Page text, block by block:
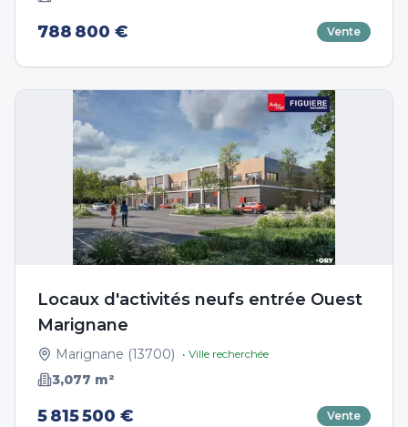
788 800 € Vente
Locaux d'activités neufs entrée Ouest
Marignane
Marignane (13700) • Ville recherchée
3,077 m²
5 815 500 € Vente